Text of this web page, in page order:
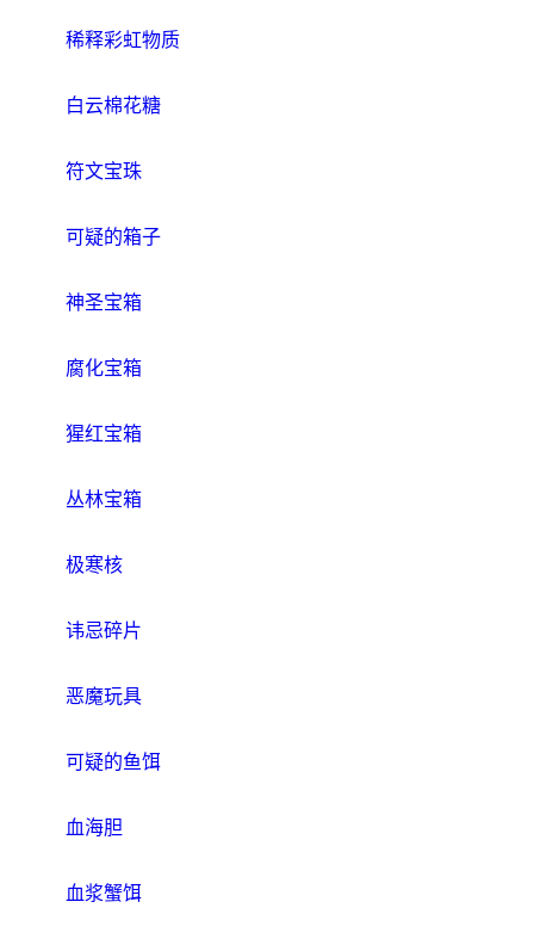
稀释彩虹物质
白云棉花糖
符文宝珠
可疑的箱子
神圣宝箱
腐化宝箱
猩红宝箱
丛林宝箱
极寒核
讳忌碎片
恶魔玩具
可疑的鱼饵
血海胆
血浆蟹饵